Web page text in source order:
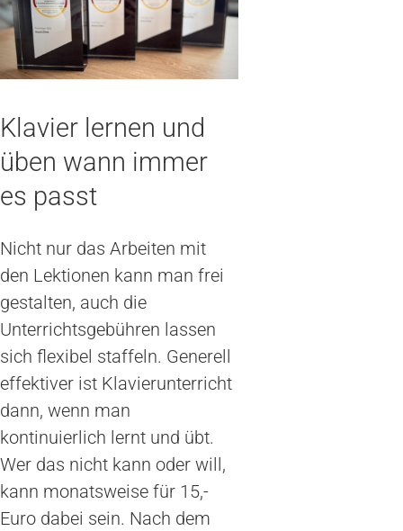
Klavier lernen und
üben wann immer
es passt
Nicht nur das Arbeiten mit
den Lektionen kann man frei
gestalten, auch die
Unterrichtsgebühren lassen
sich flexibel staffeln. Generell
effektiver ist Klavierunterricht
dann, wenn man
kontinuierlich lernt und übt.
Wer das nicht kann oder will,
kann monatsweise für 15,-
Euro dabei sein. Nach dem